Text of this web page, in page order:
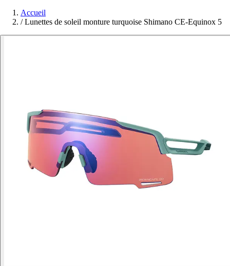
Accueil
/ Lunettes de soleil monture turquoise Shimano CE-Equinox 5